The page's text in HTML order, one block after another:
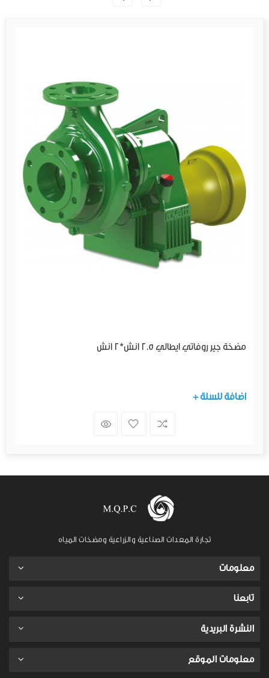
مضخة جير روفاتي ايطالي 2.5 انش*2 انش
+ اضافة للسلة
تجارة المعدات الصناعية والزراعية ومضخات المياه
معلومات
تابعنا
النشرة البريدية
معلومات الموقع